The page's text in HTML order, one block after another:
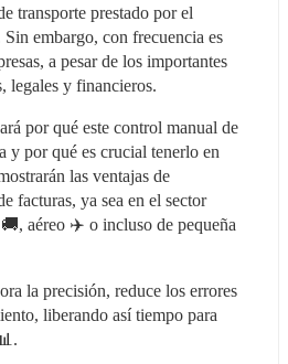
transporte prestado por el
embargo, con frecuencia es
a pesar de los importantes
legales y financieros.
por qué este control manual de
y por qué es crucial tenerlo en
las ventajas de
facturas, ya sea en el sector
aéreo ✈️ o incluso de pequeña
la precisión, reduce los errores
liberando así tiempo para